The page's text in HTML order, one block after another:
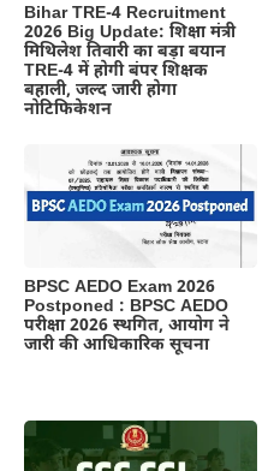
Bihar TRE-4 Recruitment
2026 Big Update: शिक्षा मंत्री
मिथिलेश तिवारी का बड़ा बयान
TRE-4 में होगी बंपर शिक्षक
बहाली, जल्द जारी होगा
नोटिफिकेशन
BPSC AEDO Exam 2026
Postponed : BPSC AEDO
परीक्षा 2026 स्थगित, आयोग ने
जारी की आधिकारिक सूचना